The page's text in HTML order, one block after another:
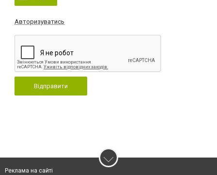
Авторизуватись
Відправити
Реклама на сайті